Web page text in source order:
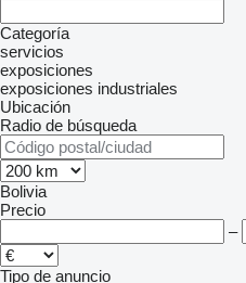
Categoría
servicios
exposiciones
exposiciones industriales
Ubicación
Radio de búsqueda
Bolivia
Precio
–
Tipo de anuncio